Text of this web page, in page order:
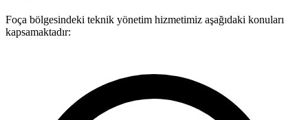
Foça bölgesindeki teknik yönetim hizmetimiz aşağıdaki konuları
kapsamaktadır: